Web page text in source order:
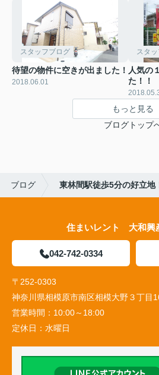
スタッフブログ
待望の物件に空きが出ました！
2018.06.01
スタ
人気の
た！！
もっと見る
ブログトップ
ブログ 東林間駅徒歩5分の好立地
住まいレント 大和興
042-742-0334
〒252-0303
神奈川県相模原市南区相模大野３丁目
営業時間： 10:00～18:00
定休日： 水曜日